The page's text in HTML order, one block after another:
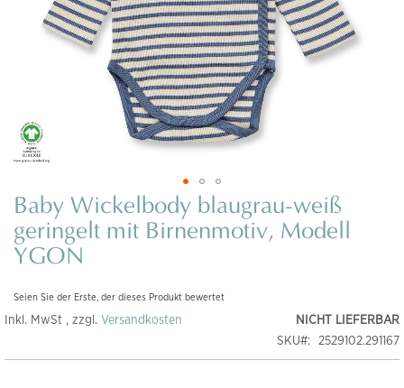
Zum
Anfang
der
Bildgalerie
Baby Wickelbody blaugrau-weiß
geringelt mit Birnenmotiv, Modell
YGON
Seien Sie der Erste, der dieses Produkt bewertet
NICHT LIEFERBAR
SKU
2529102.291167
Inkl. MwSt , zzgl. Versandkosten